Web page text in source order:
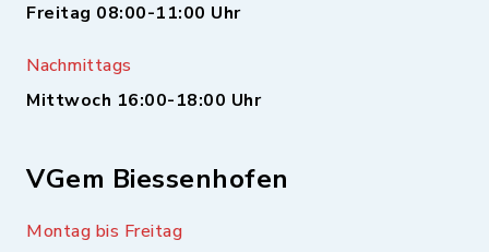
Freitag 08:00-11:00 Uhr
Nachmittags
Mittwoch 16:00-18:00 Uhr
VGem Biessenhofen
Montag bis Freitag